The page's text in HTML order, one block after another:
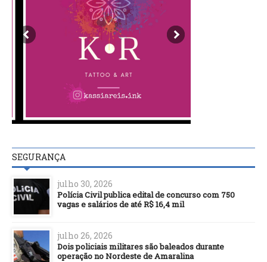
SEGURANÇA
julho 30, 2026
Polícia Civil publica edital de concurso com 750
vagas e salários de até R$ 16,4 mil
julho 26, 2026
Dois policiais militares são baleados durante
operação no Nordeste de Amaralina